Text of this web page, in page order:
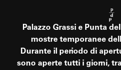
Palazzo Grassi e Punta
mostre temporanee
Durante il periodo di
sono aperte tutti i giorni,